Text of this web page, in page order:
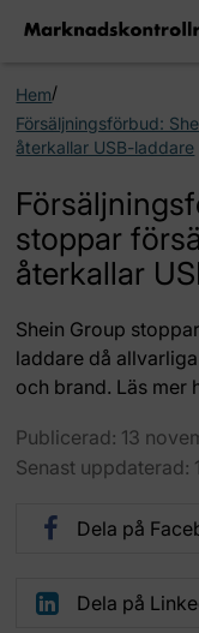
Hem/
Försäljningsförbud:
återkallar USB-laddare
stoppar
återkallar
Shein Group
laddare då
och brand. Läs mer
Publicerad: 13
Senast uppdaterad:
Dela på
Dela på